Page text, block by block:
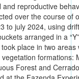
and reproductive
over the course of
to july 2024, using
arranged in a
place in two areas
formations:
Forest and